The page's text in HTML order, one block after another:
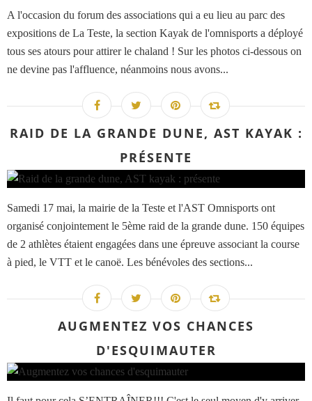
A l'occasion du forum des associations qui a eu lieu au parc des
expositions de La Teste, la section Kayak de l'omnisports a déployé
tous ses atours pour attirer le chaland ! Sur les photos ci-dessous on
ne devine pas l'affluence, néanmoins nous avons...
RAID DE LA GRANDE DUNE, AST KAYAK :
PRÉSENTE
Samedi 17 mai, la mairie de la Teste et l'AST Omnisports ont
organisé conjointement le 5ème raid de la grande dune. 150 équipes
de 2 athlètes étaient engagées dans une épreuve associant la course
à pied, le VTT et le canoë. Les bénévoles des sections...
AUGMENTEZ VOS CHANCES
D'ESQUIMAUTER